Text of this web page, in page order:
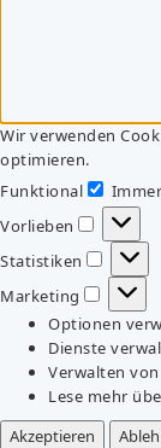
Wir verwenden
optimieren.
Funktional
Vorlieben
Statistiken
Marketing
Optionen
Dienste
Verwalten
Lese mehr
Akzeptieren